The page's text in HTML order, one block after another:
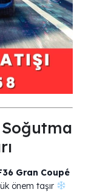
Soğutma
Gran Coupé
önem taşır